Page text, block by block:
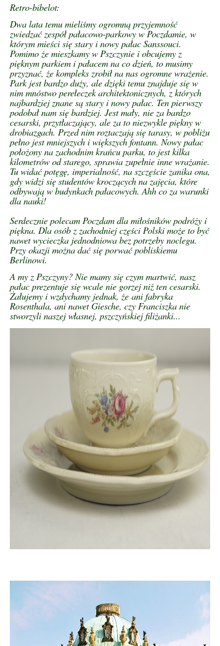
Retro-bibelot:
Dwa lata temu mieliśmy ogromną przyjemność
zwiedzać zespół pałacowo-parkowy w Poczdamie, w
którym mieści się stary i nowy pałac Sanssouci.
Pomimo że mieszkamy w Pszczynie i obcujemy z
pięknym parkiem i pałacem na co dzień, to musimy
przyznać, że kompleks zrobił na nas ogromne wrażenie.
Park jest bardzo duży, ale dzięki temu znajduje się w
nim mnóstwo perełeczek architektonicznych, z których
najbardziej znane są stary i nowy pałac. Ten pierwszy
podobał nam się bardziej. Jest mały, nie za bardzo
cesarski, przytłaczający, ale za to niezwykle piękny w
drobiazgach. Przed nim roztaczają się tarasy, w pobliżu
pełno jest mniejszych i większych fontann. Nowy pałac
położony na zachodnim krańcu parku, to jest kilka
kilometrów od starego, sprawia zupełnie inne wrażanie.
Tu widać potęgę, imperialność, na szczęście zanika ona,
gdy widzi się studentów kroczących na zajęcia, które
odbywają w budynkach pałacowych. Ahh co za warunki
dla nauki!
Serdecznie polecam Poczdam dla miłośników podróży i
piękna. Dla osób z zachodniej części Polski może to być
nawet wycieczka jednodniowa bez potrzeby noclegu.
Przy okazji można dać się porwać pobliskiemu
Berlinowi.
A my z Pszczyny? Nie mamy się czym martwić, nasz
pałac prezentuje się wcale nie gorzej niż ten cesarski.
Żałujemy i wzdychamy jednak, że ani fabryka
Rosenthala, ani nawet Giesche, czy Franciszka nie
stworzyli naszej własnej, pszczyńskiej filiżanki...